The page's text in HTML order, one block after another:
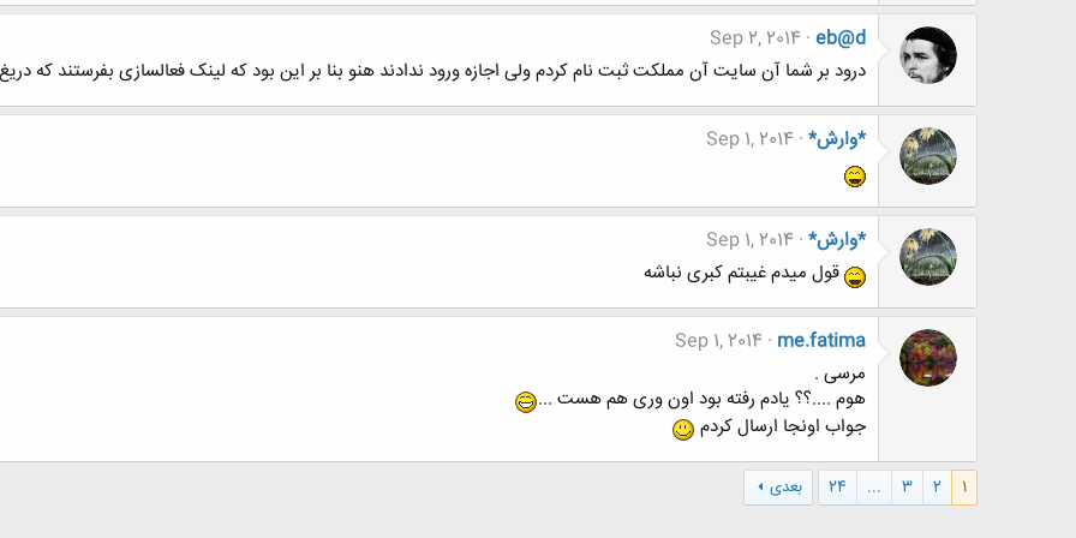
eb@d
Sep 2, 2014
درود بر شما آن سایت آن مملکت ثبت نام کردم ولی اجازه ورود ندادند هنو بنا بر این بود که لینک فعالسازی بفرستند که دریغ
*وارش* Sep 1, 2014
*وارش* Sep 1, 2014
قول میدم غیبتم کبری نباشه
me.fatima
Sep 1, 2014
مرسی .
هوم ....؟؟ یادم رفته بود اون وری هم هست ...
جواب اونجا ارسال کردم
1
2
3
...
24 بعدی